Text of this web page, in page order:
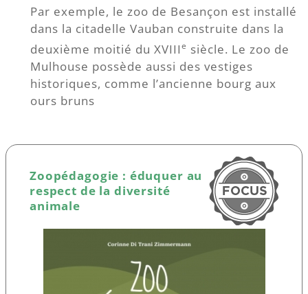
Par exemple, le zoo de Besançon est installé
dans la citadelle Vauban construite dans la
deuxième moitié du XVIIIe siècle. Le zoo de
Mulhouse possède aussi des vestiges
historiques, comme l’ancienne bourg aux
ours bruns
Zoopédagogie : éduquer au
respect de la diversité
animale